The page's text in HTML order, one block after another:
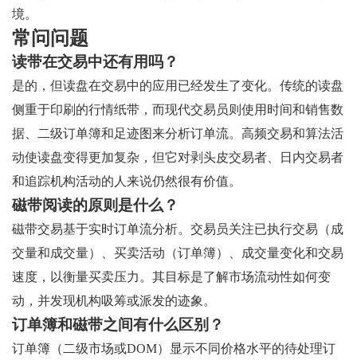
境。
常问问题
读带在交易中还有用吗？
是的，但读盘在交易中的应用已经发生了变化。传统的读盘
侧重于印刷的行情纸带，而现代交易员则使用时间和销售数
据、二级订单簿和足迹图来分析订单流。高频交易和算法活
动使读盘变得更加复杂，但它对剥头皮交易者、日内交易者
和追踪机构活动的人来说仍然很有价值。
磁带阅读的原则是什么？
磁带交易基于实时订单流分析。交易员关注已执行交易（成
交量和成交量）、买卖活动（订单簿）、成交量变化和交易
速度，以衡量买卖压力。其目标是了解市场流动性如何变
动，并发现机构吸筹或派发的迹象。
订单簿和磁带之间有什么区别？
订单簿（二级市场或DOM）显示不同价格水平的待处理订